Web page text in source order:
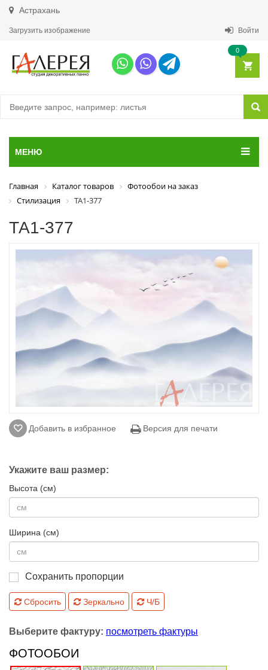
Астрахань
Загрузить изображение Войти
0
МЕНЮ
Главная Каталог товаров
Фотообои на заказ
Стилизация
ТА1-377
ТА1-377
Добавить в избранное Версия для печати
Укажите ваш размер:
Высота (см)
Ширина (см)
Сохранить пропорции
Сбросить Зеркально Ч/Б
Выберите фактуру: посмотреть фактуры
ФОТООБОИ